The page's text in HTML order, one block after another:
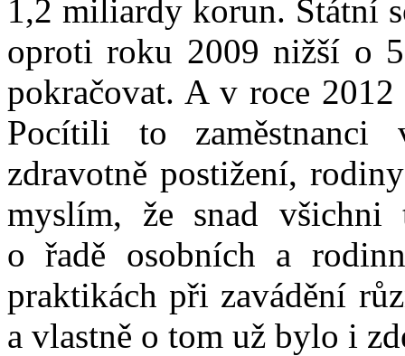
1,2 miliardy korun. Státní
oproti roku 2009 nižší o
pokračovat. A v roce
Pocítili to zaměstnanci
zdravotně postižení,
myslím, že snad všichni
o řadě osobních a
praktikách při zavádění
a vlastně o tom už bylo i